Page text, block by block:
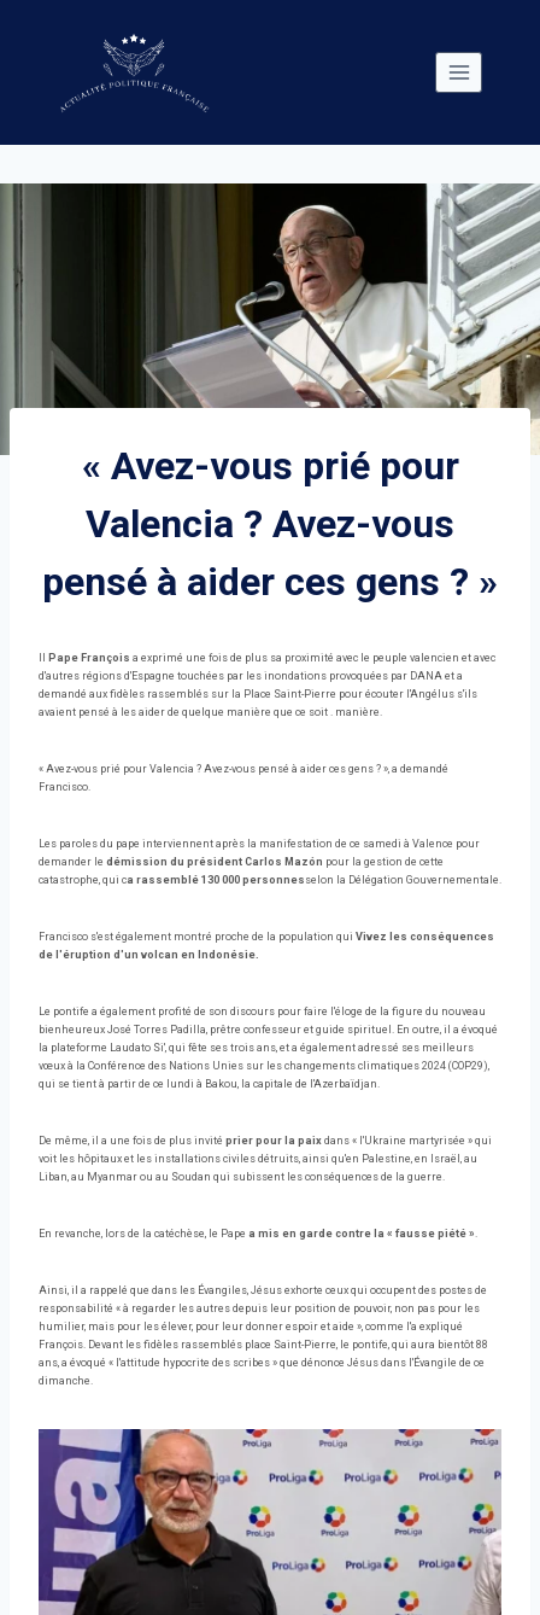
« Avez-vous prié pour
Valencia ? Avez-vous
pensé à aider ces gens ? »
Pape François a exprimé une fois de plus sa proximité avec le peuple valencien et avec
d'autres régions d'Espagne touchées par les inondations provoquées par DANA et a
demandé aux fidèles rassemblés sur la Place Saint-Pierre pour écouter l'Angélus s'ils
avaient pensé à les aider de quelque manière que ce soit . manière.
« Avez-vous prié pour Valencia ? Avez-vous pensé à aider ces gens ? », a demandé
Francisco.
Les paroles du pape interviennent après la manifestation de ce samedi à Valence pour
demander le démission du président Carlos Mazón pour la gestion de cette
catastrophe, qui ca rassemblé 130 000 personnes selon la Délégation Gouvernementale.
Francisco s'est également montré proche de la population qui Vivez les conséquences
de l'éruption d'un volcan en Indonésie.
Le pontife a également profité de son discours pour faire l'éloge de la figure du nouveau
bienheureux José Torres Padilla, prêtre confesseur et guide spirituel. En outre, il a évoqué
la plateforme Laudato Si', qui fête ses trois ans, et a également adressé ses meilleurs
vœux à la Conférence des Nations Unies sur les changements climatiques 2024 (COP29),
qui se tient à partir de ce lundi à Bakou, la capitale de l'Azerbaïdjan.
De même, il a une fois de plus invité prier pour la paix dans « l'Ukraine martyrisée » qui
voit les hôpitaux et les installations civiles détruits, ainsi qu'en Palestine, en Israël, au
Liban, au Myanmar ou au Soudan qui subissent les conséquences de la guerre.
En revanche, lors de la catéchèse, le Pape a mis en garde contre la « fausse piété ».
Ainsi, il a rappelé que dans les Évangiles, Jésus exhorte ceux qui occupent des postes de
responsabilité « à regarder les autres depuis leur position de pouvoir, non pas pour les
humilier, mais pour les élever, pour leur donner espoir et aide », comme l'a expliqué
François. Devant les fidèles rassemblés place Saint-Pierre, le pontife, qui aura bientôt 88
ans, a évoqué « l'attitude hypocrite des scribes » que dénonce Jésus dans l'Évangile de ce
dimanche.